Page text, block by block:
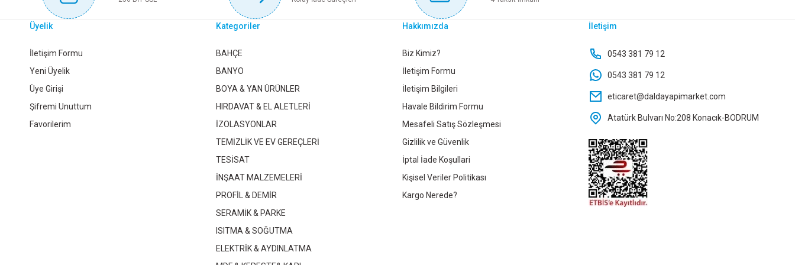
Gönder
2.561,00 TL
Sepete Ekle
PRİMANOVA BOMBE KAPAKLI ÇÖP KOVASI 30 LT M.BEYAZ
2.150,50 TL
PRİMANOVA BOMBE KAPAKLI ÇÖP KOVASI 30 LT M.BEJ PRİMANOVA BOMBE KAPAKLI ÇÖP KOVASI 30 LT MAT SİYAH PRİMANOVA BOMBE KAPAKLI ÇÖP KOVASI 30 LT SİYAH
Üyelik
İletişim Formu
Yeni Üyelik
Üye Girişi
Şifremi Unuttum
Favorilerim
Kategoriler
BAHÇE
BANYO
BOYA & YAN ÜRÜNLER
HIRDAVAT & EL ALETLERİ
İZOLASYONLAR
TEMİZLİK VE EV GEREÇLERİ
TESİSAT
İNŞAAT MALZEMELERİ
PROFİL & DEMİR
SERAMİK & PARKE
ISITMA & SOĞUTMA
ELEKTRİK & AYDINLATMA
Hakkımızda
Biz Kimiz?
İletişim Formu
İletişim Bilgileri
Havale Bildirim Formu
Mesafeli Satış Sözleşmesi
Gizlilik ve Güvenlik
İptal İade Koşullari
Kişisel Veriler Politikası
Kargo Nerede?
İletişim
0543 381 79 12
0543 381 79 12
eticaret@daldayapimarket.com
Atatürk Bulvarı No:208 Konacık-BODRUM